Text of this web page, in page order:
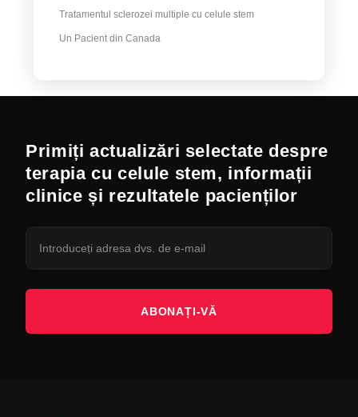
Tratamentul sclerozei multiple cu celule stem
Un Pacient din Canada
Primiți actualizări selectate despre
terapia cu celule stem, informații
clinice și rezultatele pacienților
ABONAȚI-VĂ